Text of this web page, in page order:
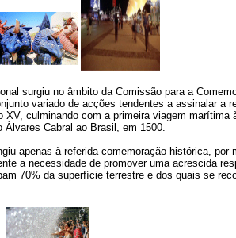
surgiu no âmbito da Comissão para a
variado de acções tendentes a assinalar a
culminando com a primeira viagem marítima
Cabral ao Brasil, em 1500.
apenas à referida comemoração histórica, por
a necessidade de promover uma acrescida
70% da superfície terrestre e dos quais se